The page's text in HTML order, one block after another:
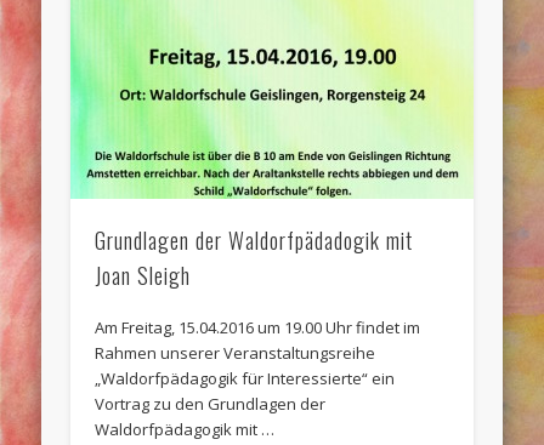
Grundlagen der Waldorfpädadogik mit
Joan Sleigh
Am Freitag, 15.04.2016 um 19.00 Uhr findet im
Rahmen unserer Veranstaltungsreihe
„Waldorfpädagogik für Interessierte“ ein
Vortrag zu den Grundlagen der
Waldorfpädagogik mit …